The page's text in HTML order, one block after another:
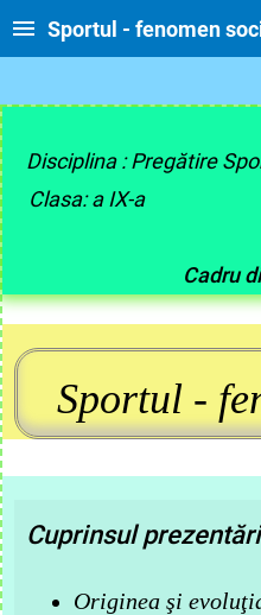
Sportul - fenomen
Disciplina : Pregătire
Clasa: a IX-a
Cadru
Sportul -
Cuprinsul
Originea şi